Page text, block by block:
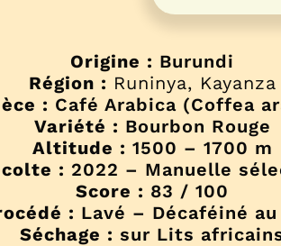
DK
Décaféiné
Origine : Burundi
Région : Runinya, Kayanza
: Café Arabica (Coffea
Variété : Bourbon Rouge
Altitude : 1500 – 1700 m
: 2022 – Manuelle
Score : 83 / 100
: Lavé – Décaféiné au
Séchage : sur Lits